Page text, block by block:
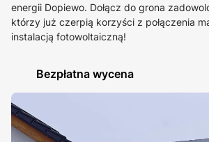
energii Dopiewo. Dołącz do grona
którzy już czerpią korzyści z połączenia
instalacją fotowoltaiczną!
Bezpłatna wycena